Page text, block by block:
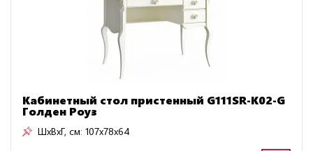
Кабинетный стол пристенный G111SR-K02-G
Голден Роуз
ШxВxГ, см: 107x78x64